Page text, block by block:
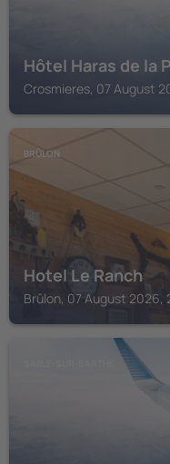
Hôtel Haras de la
Crosmieres, 07 August
BRÛLON
Hotel Le Ranch
Brûlon, 07 August 2026,